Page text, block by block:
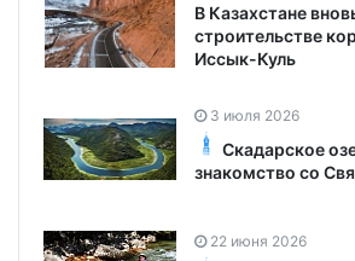
В Казахстане
строительстве
Иссык-Куль
3 июля 2026
Скадарское
знакомство со
22 июня 2026